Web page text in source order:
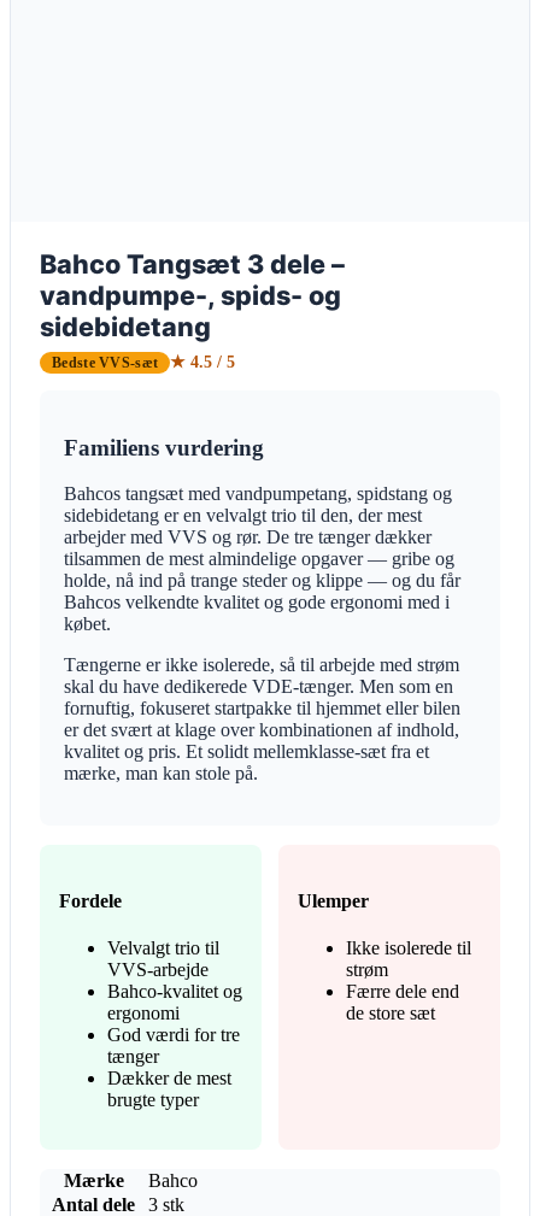
Bahco Tangsæt 3 dele –
vandpumpe-, spids- og
sidebidetang
Bedste VVS-sæt ★ 4.5 / 5
Familiens vurdering
Bahcos tangsæt med vandpumpetang, spidstang og
sidebidetang er en velvalgt trio til den, der mest
arbejder med VVS og rør. De tre tænger dækker
tilsammen de mest almindelige opgaver — gribe og
holde, nå ind på trange steder og klippe — og du får
Bahcos velkendte kvalitet og gode ergonomi med i
købet.
Tængerne er ikke isolerede, så til arbejde med strøm
skal du have dedikerede VDE-tænger. Men som en
fornuftig, fokuseret startpakke til hjemmet eller bilen
er det svært at klage over kombinationen af indhold,
kvalitet og pris. Et solidt mellemklasse-sæt fra et
mærke, man kan stole på.
Fordele
Velvalgt trio til
VVS-arbejde
Bahco-kvalitet og
ergonomi
God værdi for tre
tænger
Dækker de mest
brugte typer
Ulemper
Ikke isolerede til
strøm
Færre dele end
de store sæt
Mærke
Bahco
Antal dele
3 stk